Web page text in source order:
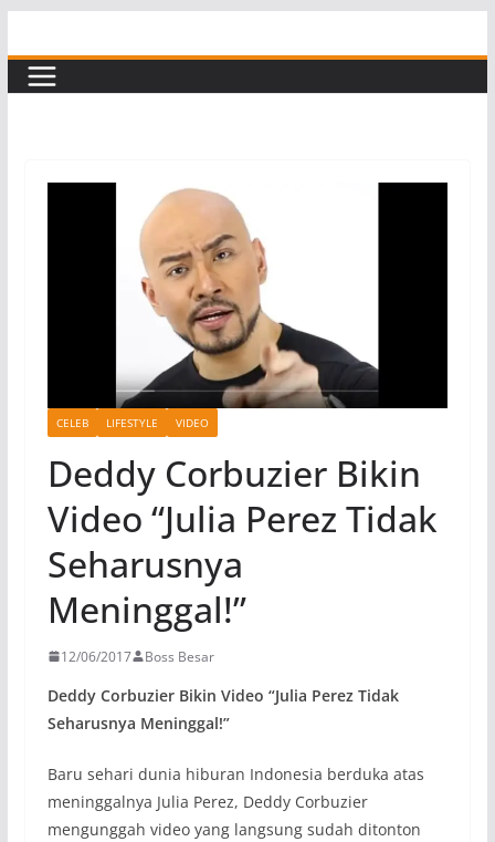
to
content
CELEB LIFESTYLE VIDEO
Deddy Corbuzier Bikin
Video “Julia Perez Tidak
Seharusnya
Meninggal!”
12/06/2017 Boss Besar
Deddy Corbuzier Bikin Video “Julia Perez Tidak
Seharusnya Meninggal!”
Baru sehari dunia hiburan Indonesia berduka atas
meninggalnya Julia Perez, Deddy Corbuzier
mengunggah video yang langsung sudah ditonton